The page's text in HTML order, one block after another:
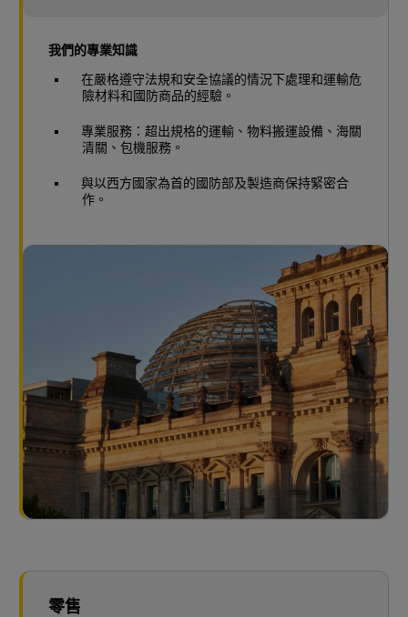
我們的專業知識
在嚴格遵守法規和安全協議的情況下處理和運輸危
險材料和國防商品的經驗。
專業服務：超出規格的運輸、物料搬運設備、海關
清關、包機服務。
與以西方國家為首的國防部及製造商保持緊密合
作。
零售